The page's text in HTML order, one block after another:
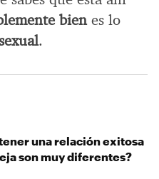
bienes lo
.
una relación exitosa
son muy diferentes?